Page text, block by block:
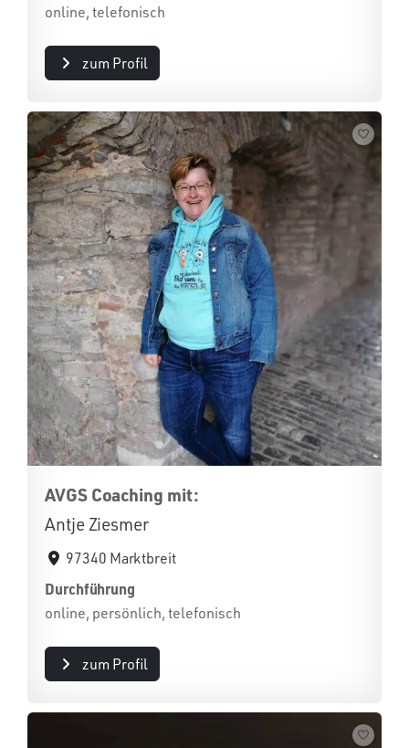
online, telefonisch
zum Profil
AVGS Coaching mit:
Antje Ziesmer
97340 Marktbreit
Durchführung
online, persönlich, telefonisch
zum Profil